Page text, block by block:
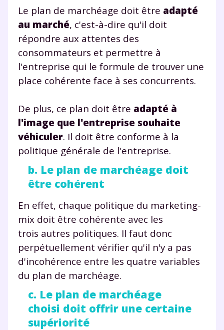
Le plan de marchéage doit être adapté
au marché, c'est-à-dire qu'il doit
répondre aux attentes des
consommateurs et permettre à
l'entreprise qui le formule de trouver une
place cohérente face à ses concurrents.
De plus, ce plan doit être adapté à
l'image que l'entreprise souhaite
véhiculer. Il doit être conforme à la
politique générale de l'entreprise.
b. Le plan de marchéage doit
être cohérent
En effet, chaque politique du marketing-
mix doit être cohérente avec les
trois autres politiques. Il faut donc
perpétuellement vérifier qu'il n'y a pas
d'incohérence entre les quatre variables
du plan de marchéage.
c. Le plan de marchéage
choisi doit offrir une certaine
supériorité
Fermer
Envie de progresser
et de réussir votre
année scolaire ?